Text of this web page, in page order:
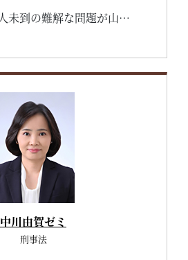
社会には、前人未到の難解な問題が山積しています。それは国家レベルの話でもあり、もっと身近には、例えば、就職した先の会社内部での、あるいは、もっと個人的に家庭内部での話でもあります。社会に出れば、先生はいません。自分で問題は解決しなければならないのです。私のゼミナールでは、それに対応できる、問題解決能力の獲得に力を入れています。 ところで、問題は、単にそれを解決すればよいのではなく、解決へのアプローチも重要になります。もっとも合理的、効率的な方法は何なのか、ゼミでは、解決への美しさも追求していきます。 そして、学修を離れれば、ゼミは、多様な人との出会いの場であり、それぞれの人間性を育む場でもあります。ゼミの同級生は、選考の結果、ある意味で無機質な大学の中、偶然にも同じ時間を長く過ごすことになった人たちであります。その偶然がなければ、声すらもかけなかったであろう人たちと一緒になる、趣味嗜好が同じ友達やテニスサークル仲間とはワケがちがう、それがゼミです。土岐ゼミでは、社会の縮図というべきコミニティーの中で、多様性を認めながら協調性を養う、そんな人間力の獲得も重視しています。
中川由賀ゼミ
刑事法